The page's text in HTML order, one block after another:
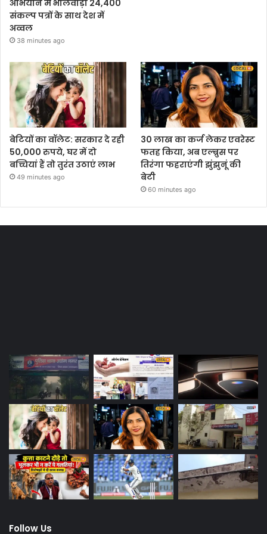
अभियान में भीलवाड़ा 24,400
संकल्प पत्रों के साथ देश में
अव्वल
38 minutes ago
बेटियों का वॉलेट: सरकार दे रही
50,000 रुपये, घर में दो
बच्चियां हैं तो तुरंत उठाएं लाभ
49 minutes ago
30 लाख का कर्ज लेकर एवरेस्ट
फतह किया, अब एल्ब्रुस पर
तिरंगा फहराएंगी झुंझुनूं की
बेटी
60 minutes ago
Follow Us